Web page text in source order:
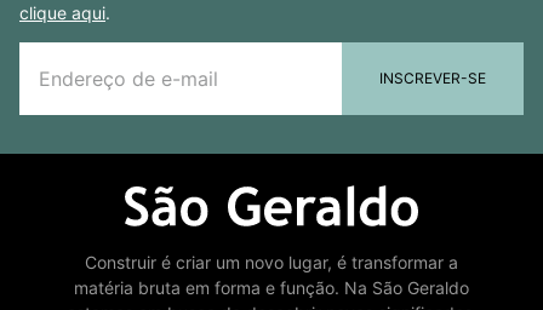
clique aqui.
INSCREVER-SE
Construir é criar um novo lugar, é transformar a
matéria bruta em forma e função. Na São Geraldo